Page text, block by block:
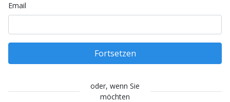
Email
Fortsetzen
oder, wenn Sie
möchten